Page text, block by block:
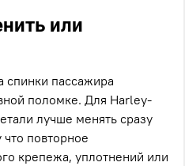
или
спинки пассажира
поломке. Для Harley-
лучше менять сразу
повторное
крепежа, уплотнений или